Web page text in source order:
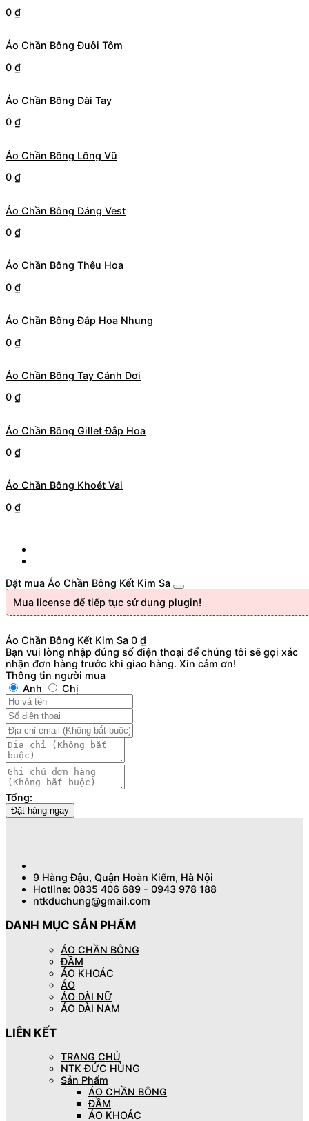
0 ₫
Áo Chần Bông Đuôi Tôm
0 ₫
Áo Chần Bông Dài Tay
0 ₫
Áo Chần Bông Lông Vũ
0 ₫
Áo Chần Bông Dáng Vest
0 ₫
Áo Chần Bông Thêu Hoa
0 ₫
Áo Chần Bông Đắp Hoa Nhung
0 ₫
Áo Chần Bông Tay Cánh Dơi
0 ₫
Áo Chần Bông Gillet Đắp Hoa
0 ₫
Áo Chần Bông Khoét Vai
0 ₫
Đặt mua Áo Chần Bông Kết Kim Sa
Mua license để tiếp tục sử dụng plugin!
Áo Chần Bông Kết Kim Sa 0 ₫
Bạn vui lòng nhập đúng số điện thoại để chúng tôi sẽ gọi xác
nhận đơn hàng trước khi giao hàng. Xin cảm ơn!
Thông tin người mua
Anh
Chị
Tổng:
Đặt hàng ngay
9 Hàng Đậu, Quận Hoàn Kiếm, Hà Nội
Hotline: 0835 406 689 - 0943 978 188
ntkduchung@gmail.com
DANH MỤC SẢN PHẨM
ÁO CHẦN BÔNG
ĐẦM
ÁO KHOÁC
ÁO
ÁO DÀI NỮ
ÁO DÀI NAM
LIÊN KẾT
TRANG CHỦ
NTK ĐỨC HÙNG
Sản Phẩm
ÁO CHẦN BÔNG
ĐẦM
ÁO KHOÁC